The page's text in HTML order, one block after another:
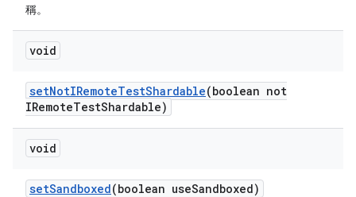
稱。
void
setNotIRemoteTestShardable(boolean not
IRemoteTestShardable)
void
setSandboxed(boolean useSandboxed)